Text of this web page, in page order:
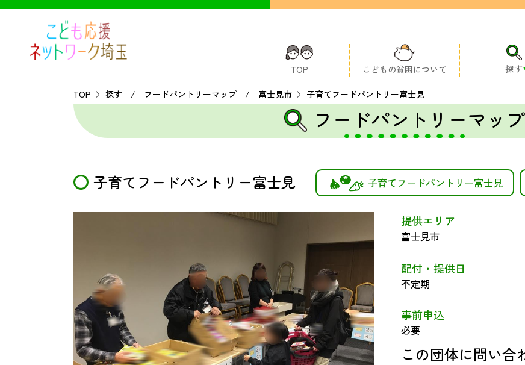
TOP こどもの貧困について 探す
TOP 探す / フードパントリーマップ / 富士見市 子育てフードパントリー富士見
フードパントリーマップ
子育てフードパントリー富士見 子育てフードパントリー富士見
提供エリア
富士見市
配付・提供日
不定期
事前申込
必要
この団体に問い合